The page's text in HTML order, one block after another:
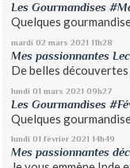
Les Gourmandises
Quelques
mardi 02 mars 2021 11h28
Mes passionnantes
De belles
lundi 01 mars 2021 09h27
Les Gourmandises
Quelques
lundi 01 février 2021 14h49
Mes passionnantes